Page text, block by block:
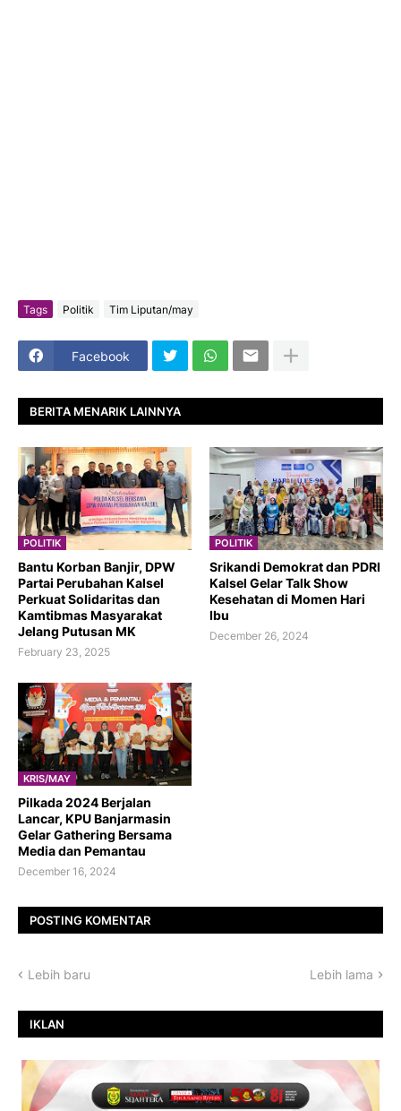
Tags Politik Tim Liputan/may
Facebook
BERITA MENARIK LAINNYA
POLITIK
Bantu Korban Banjir, DPW
Partai Perubahan Kalsel
Perkuat Solidaritas dan
Kamtibmas Masyarakat
Jelang Putusan MK
February 23, 2025
POLITIK
Srikandi Demokrat dan PDRI
Kalsel Gelar Talk Show
Kesehatan di Momen Hari
Ibu
December 26, 2024
KRIS/MAY
Pilkada 2024 Berjalan
Lancar, KPU Banjarmasin
Gelar Gathering Bersama
Media dan Pemantau
December 16, 2024
POSTING KOMENTAR
Lebih baru Lebih lama
IKLAN